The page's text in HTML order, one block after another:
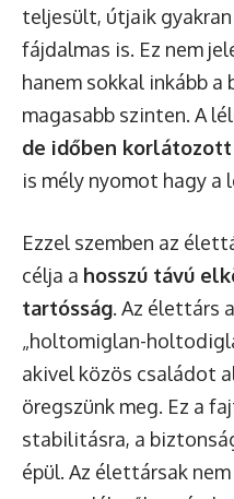
teljesült, útjaik
fájdalmas is. Ez nem
hanem sokkal inkább
magasabb szinten. A
de időben korlátozott
is mély nyomot hagy a
Ezzel szemben az
célja a hosszú távú
tartósság. Az élettárs
„holtomiglan-
akivel közös családot
öregszünk meg. Ez a
stabilitásra, a
épül. Az élettársak